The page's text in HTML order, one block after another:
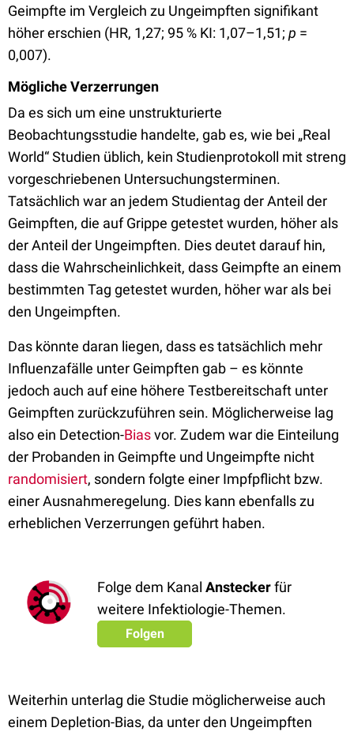
Geimpfte im Vergleich zu Ungeimpften signifikant
höher erschien (HR, 1,27; 95 % KI: 1,07–1,51; p =
0,007).
Mögliche Verzerrungen
Da es sich um eine unstrukturierte
Beobachtungsstudie handelte, gab es, wie bei „Real
World“ Studien üblich, kein Studienprotokoll mit streng
vorgeschriebenen Untersuchungsterminen.
Tatsächlich war an jedem Studientag der Anteil der
Geimpften, die auf Grippe getestet wurden, höher als
der Anteil der Ungeimpften. Dies deutet darauf hin,
dass die Wahrscheinlichkeit, dass Geimpfte an einem
bestimmten Tag getestet wurden, höher war als bei
den Ungeimpften.
Das könnte daran liegen, dass es tatsächlich mehr
Influenzafälle unter Geimpften gab – es könnte
jedoch auch auf eine höhere Testbereitschaft unter
Geimpften zurückzuführen sein. Möglicherweise lag
also ein Detection-Biasvor. Zudem war die Einteilung
der Probanden in Geimpfte und Ungeimpfte nicht
randomisiert, sondern folgte einer Impfpflicht bzw.
einer Ausnahmeregelung. Dies kann ebenfalls zu
erheblichen Verzerrungen geführt haben.
Folge dem Kanal Ansteckerfür
weitere Infektiologie-Themen.
Folgen
Weiterhin unterlag die Studie möglicherweise auch
einem Depletion-Bias, da unter den Ungeimpften